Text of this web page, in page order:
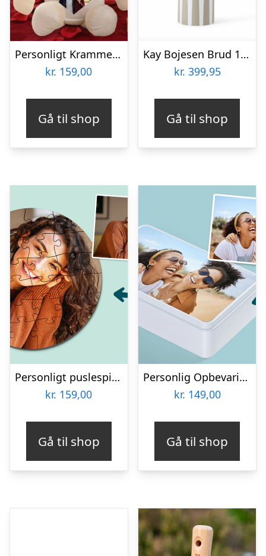
Personligt Krammedyr med Billede – Hjerte
kr. 159,00
Gå til shop
Kay Bojesen Brud 12 cm
kr. 399,95
Gå til shop
Personligt puslespil med Billede – Rundt
kr. 159,00
Gå til shop
Personlig Opbevaringsboks i Metal med Billede – Rektangulær
kr. 149,00
Gå til shop